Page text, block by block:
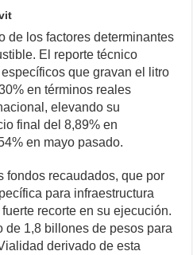
de los factores determinantes
El reporte técnico
que gravan el litro
en términos reales
elevando su
final del 8,89% en
en mayo pasado.
fondos recaudados, que por
para infraestructura
recorte en su ejecución.
de 1,8 billones de pesos para
derivado de esta